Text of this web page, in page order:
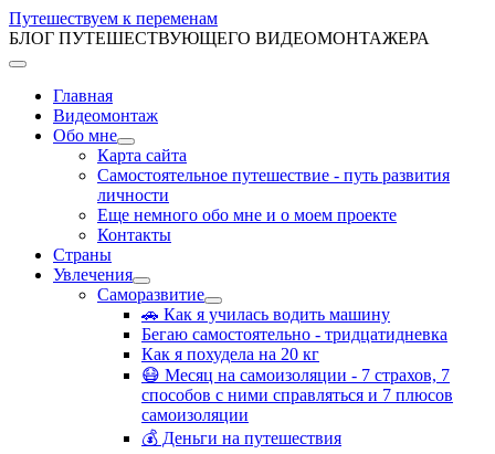
Путешествуем к переменам
БЛОГ ПУТЕШЕСТВУЮЩЕГО ВИДЕОМОНТАЖЕРА
Главная
Видеомонтаж
Обо мне
Карта сайта
Самостоятельное путешествие - путь развития
личности
Еще немного обо мне и о моем проекте
Контакты
Страны
Увлечения
Саморазвитие
🚗 Как я училась водить машину
Бегаю самостоятельно - тридцатидневка
Как я похудела на 20 кг
😷 Месяц на самоизоляции - 7 страхов, 7
способов с ними справляться и 7 плюсов
самоизоляции
💰 Деньги на путешествия